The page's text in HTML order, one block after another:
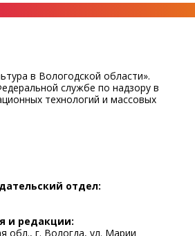
в Вологодской области».
службе по надзору в
технологий и массовых
и дата принятия решения о
аналитический центр
160000, Вологодская обл., г.
д.10
Елена Григорьевна
обработки персональных данных
отдел:
и редакции:
обл., г. Вологда, ул. Марии